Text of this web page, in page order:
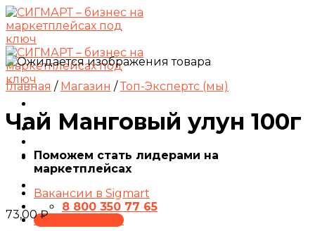
Skip
to
content
Поможем стать лидерами на
маркетплейсах
Вакансии в Sigmart
8 800 350 77 65
ПРЕЗЕНТАЦИЯ
Главная / Магазин / Топ-Экспертс (мы)
Чай Манговый улун 100г
73,00₽